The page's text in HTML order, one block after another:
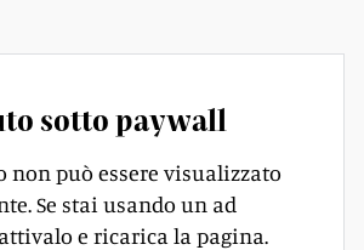
sotto paywall
non può essere visualizzato
Se stai usando un ad
e ricarica la pagina.